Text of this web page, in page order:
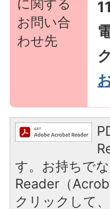
に関する
お問い合
わせ先
す。お持ちで
Reader（
クリックして